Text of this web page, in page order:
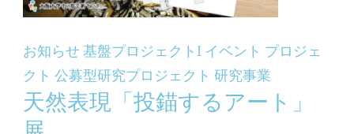
お知らせ基盤プロジェクトI イベント プロジェ
クト 公募型研究プロジェクト 研究事業
天然表現「投錨するアート」